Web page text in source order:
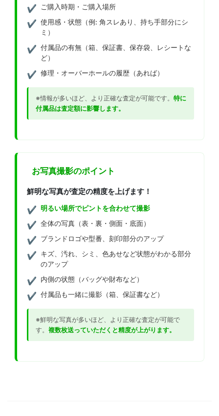
ご購入時期・ご購入場所
使用感・状態（例: 角スレあり、持ち手部分にシ
ミ）
付属品の有無（箱、保証書、保存袋、レシートな
ど）
修理・オーバーホールの履歴（あれば）
※情報が多いほど、より正確な査定が可能です。 特に
付属品は査定額に影響します。
お写真撮影のポイント
鮮明な写真が査定の精度を上げます！
明るい場所でピントを合わせて撮影
全体の写真（表・裏・側面・底面）
ブランドロゴや型番、刻印部分のアップ
キズ、汚れ、シミ、色あせなど状態がわかる部分
のアップ
内側の状態（バッグや財布など）
付属品も一緒に撮影（箱、保証書など）
※鮮明な写真が多いほど、より正確な査定が可能で
す。 複数枚送っていただくと精度が上がります。